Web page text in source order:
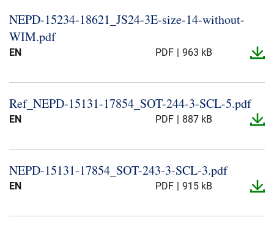
NEPD-​15234-​18621_​JS24-​3E-​size-​14-​without-​
WIM.​pdf
EN PDF 963 kB
Ref_​NEPD-​15131-​17854_​SOT-​244-​3-​SCL-​5.​pdf
EN PDF 887 kB
NEPD-​15131-​17854_​SOT-​243-​3-​SCL-​3.​pdf
EN PDF 915 kB